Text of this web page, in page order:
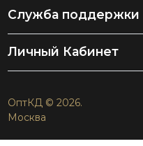
Служба поддержки
Личный Кабинет
ОптКД © 2026.
Москва